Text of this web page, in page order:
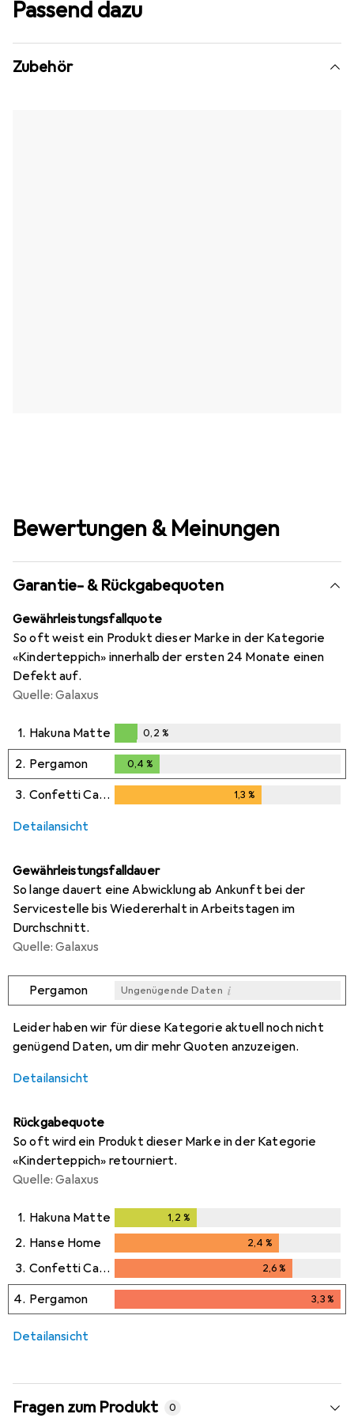
Passend dazu
Zubehör
Bewertungen & Meinungen
Garantie- & Rückgabequoten
Gewährleistungsfallquote
So oft weist ein Produkt dieser Marke in der Kategorie
«Kinderteppich» innerhalb der ersten 24 Monate einen
Defekt auf.
Quelle: Galaxus
1. Hakuna Matte
0,2%
0,2 %
2. Pergamon 0,4 %
3. Confetti Carpets 1,3 %
Detailansicht
Gewährleistungsfalldauer
So lange dauert eine Abwicklung ab Ankunft bei der
Servicestelle bis Wiedererhalt in Arbeitstagen im
Durchschnitt.
Quelle: Galaxus
Pergamon Ungenügende Daten i
Leider haben wir für diese Kategorie aktuell noch nicht
genügend Daten, um dir mehr Quoten anzuzeigen.
Detailansicht
Rückgabequote
So oft wird ein Produkt dieser Marke in der Kategorie
«Kinderteppich» retourniert.
Quelle: Galaxus
1. Hakuna Matte 1,2 %
2. Hanse Home 2,4 %
3. Confetti Carpets 2,6%
4. Pergamon 3,3%
3,3%
Detailansicht
Fragen zum Produkt 0